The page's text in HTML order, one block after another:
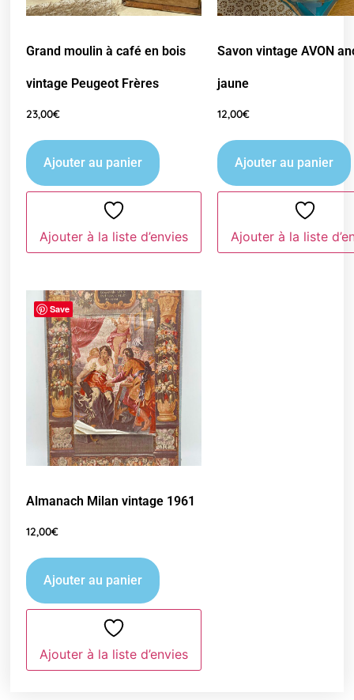
Grand moulin à café en bois
vintage Peugeot Frères
23,00€
Ajouter au panier
Ajouter à la liste d’envies
Savon vintage AVON
jaune
12,00€
Ajouter au panier
Ajouter à la liste
Save
Almanach Milan vintage 1961
12,00€
Ajouter au panier
Ajouter à la liste d’envies